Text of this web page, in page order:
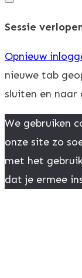
Dialoogvenster
Sessie
Opnieuw
nieuwe tab
sluiten en naar
We gebruiken
onze site zo
met het
dat je ermee